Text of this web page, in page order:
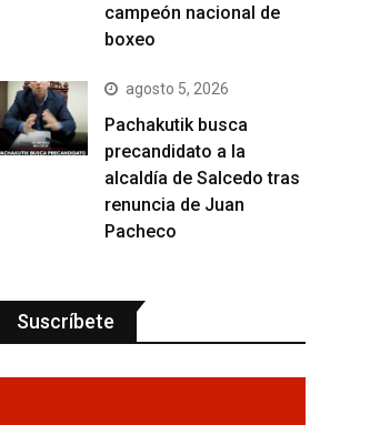
campeón nacional de
boxeo
agosto 5, 2026
Pachakutik busca
precandidato a la
alcaldía de Salcedo tras
renuncia de Juan
Pacheco
Suscríbete